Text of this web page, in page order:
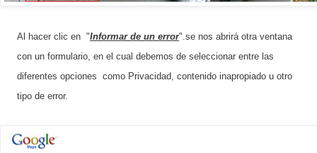
Al hacer clic en "Informar de un error".se nos abrirá otra ventana
con un formulario, en el cual debemos de seleccionar entre las
diferentes opciones como Privacidad, contenido inapropiado u otro
tipo de error.